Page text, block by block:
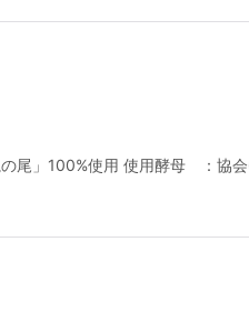
尾」100%使用 使用酵母 ：協